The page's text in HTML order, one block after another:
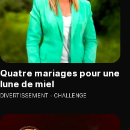
Quatre mariages pour une
lune de miel
DIVERTISSEMENT CHALLENGE